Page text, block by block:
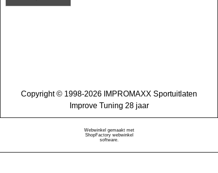
Copyright © 1998-2026 IMPROMAXX Sportuitlaten
Improve Tuning 28 jaar
Webwinkel gemaakt met
ShopFactory webwinkel
software.